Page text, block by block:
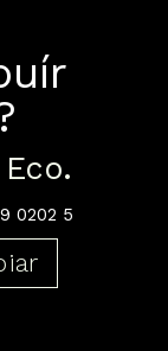
0202 5